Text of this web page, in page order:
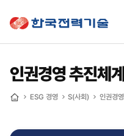
인권경영 추진체계
ESG 경영 S(사회) 인권경영